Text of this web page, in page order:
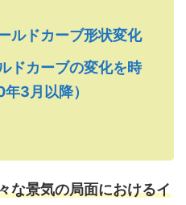
ルドカーブ形状変化
ドカーブの変化を時
3月以降）
な景気の局面におけるイ